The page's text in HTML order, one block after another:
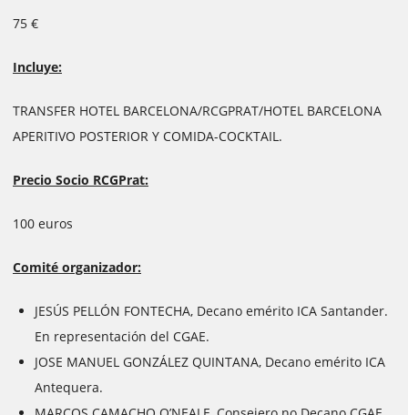
75 €
Incluye:
TRANSFER HOTEL BARCELONA/RCGPRAT/HOTEL BARCELONA
APERITIVO POSTERIOR Y COMIDA-COCKTAIL.
Precio Socio RCGPrat:
100 euros
Comité organizador:
JESÚS PELLÓN FONTECHA, Decano emérito ICA Santander.
En representación del CGAE.
JOSE MANUEL GONZÁLEZ QUINTANA, Decano emérito ICA
Antequera.